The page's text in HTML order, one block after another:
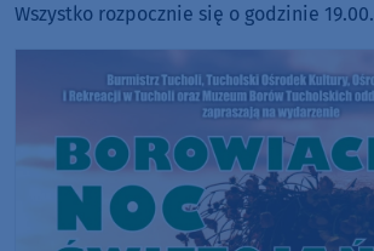
Wszystko rozpocznie się o godzinie 19.00.